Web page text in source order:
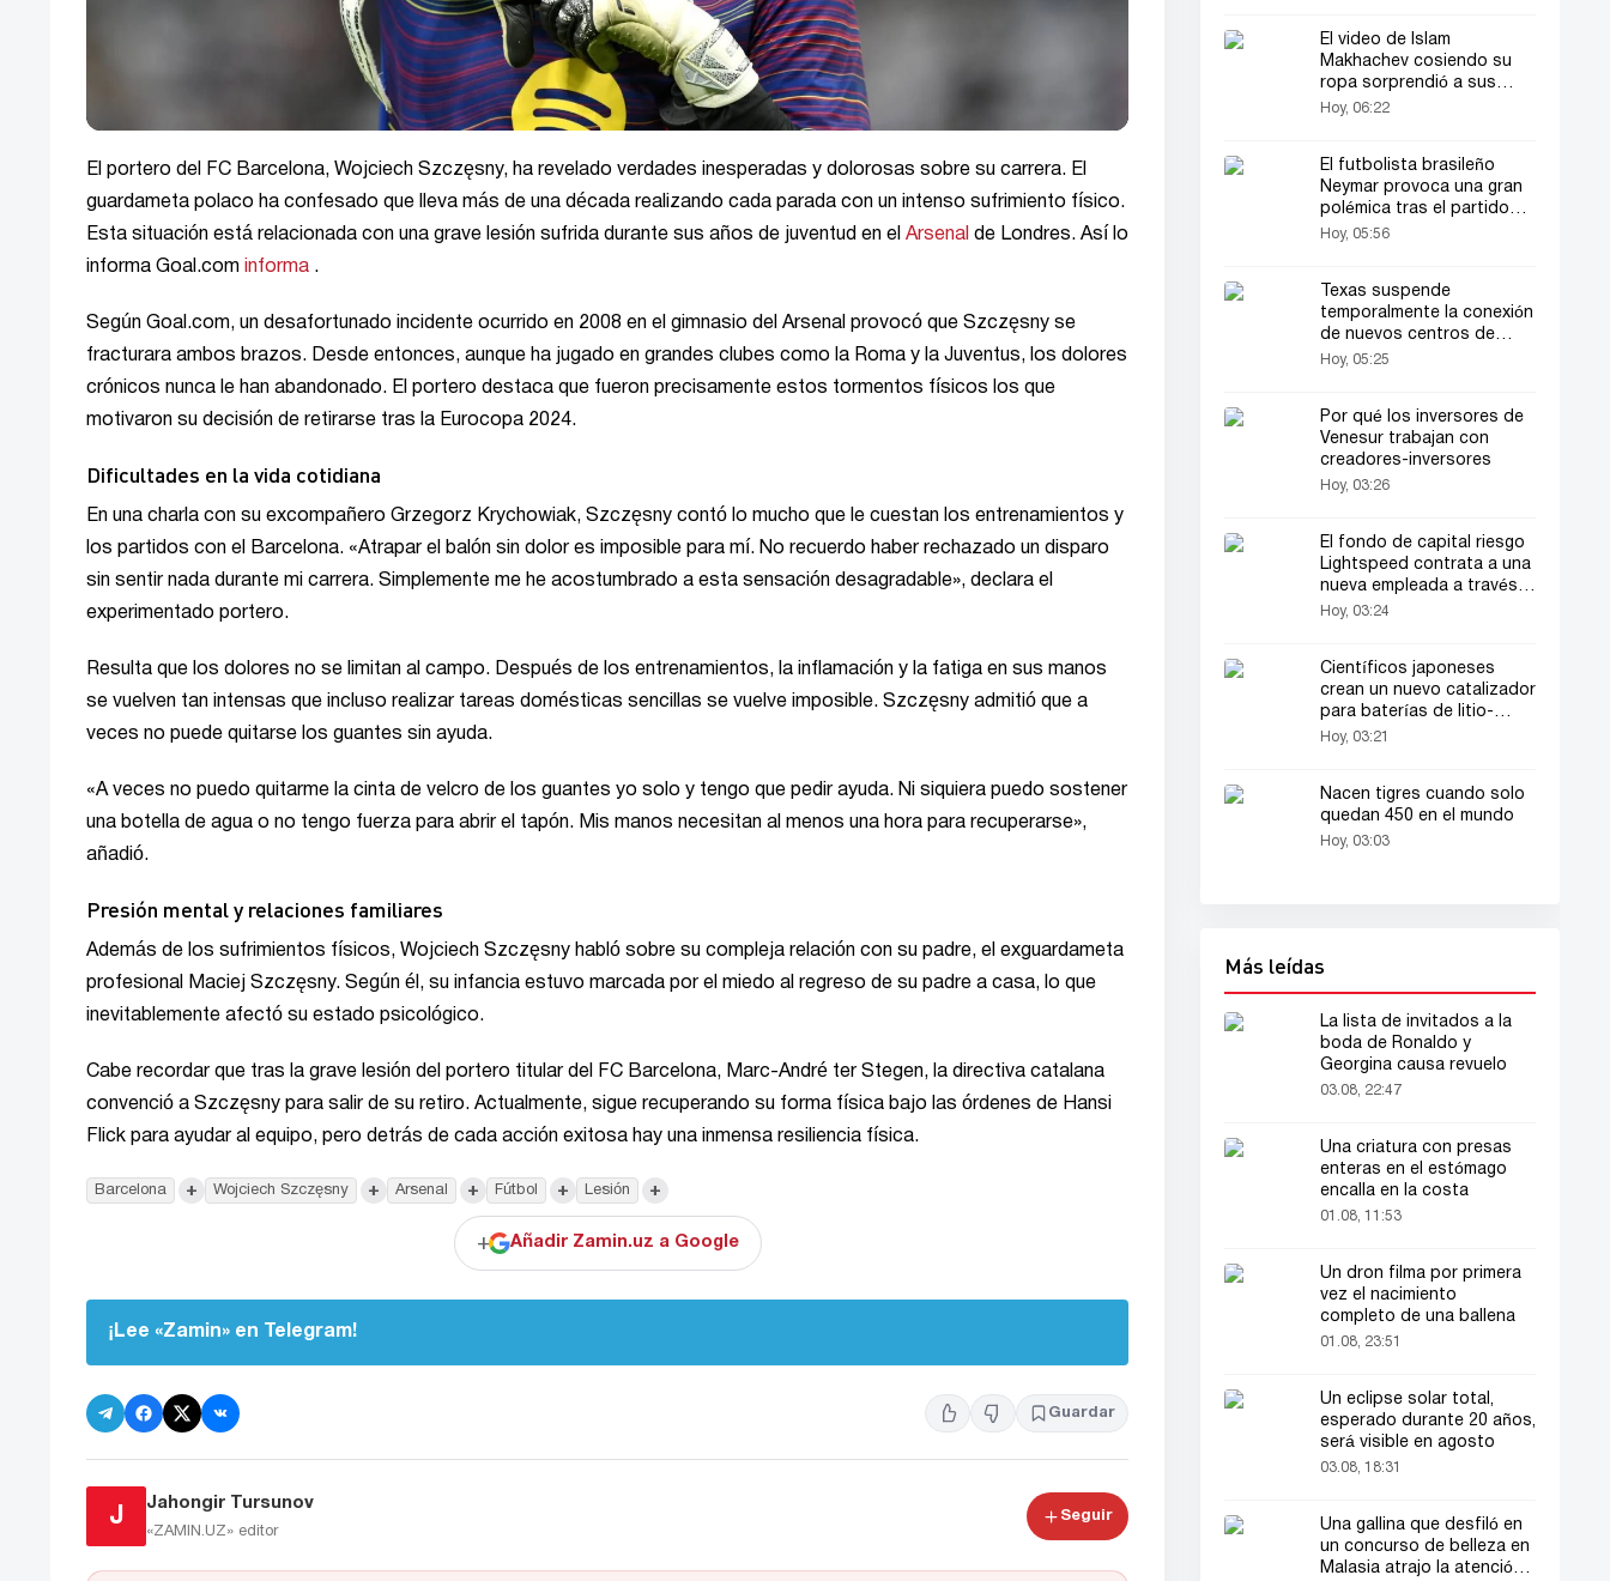
El portero del FC Barcelona, Wojciech Szczęsny, ha revelado verdades inesperadas y dolorosas sobre su carrera. El
guardameta polaco ha confesado que lleva más de una década realizando cada parada con un intenso sufrimiento físico.
Esta situación está relacionada con una grave lesión sufrida durante sus años de juventud en el Arsenal de Londres. Así lo
informa Goal.com
informa .
Según Goal.com, un desafortunado incidente ocurrido en 2008 en el gimnasio del Arsenal provocó que Szczęsny se
fracturara ambos brazos. Desde entonces, aunque ha jugado en grandes clubes como la Roma y la Juventus, los dolores
crónicos nunca le han abandonado. El portero destaca que fueron precisamente estos tormentos físicos los que
motivaron su decisión de retirarse tras la Eurocopa 2024.
Dificultades en la vida cotidiana
En una charla con su excompañero Grzegorz Krychowiak, Szczęsny contó lo mucho que le cuestan los entrenamientos y
los partidos con el Barcelona. «Atrapar el balón sin dolor es imposible para mí. No recuerdo haber rechazado un disparo
sin sentir nada durante mi carrera. Simplemente me he acostumbrado a esta sensación desagradable», declara el
experimentado portero.
Resulta que los dolores no se limitan al campo. Después de los entrenamientos, la inflamación y la fatiga en sus manos
se vuelven tan intensas que incluso realizar tareas domésticas sencillas se vuelve imposible. Szczęsny admitió que a
veces no puede quitarse los guantes sin ayuda.
«A veces no puedo quitarme la cinta de velcro de los guantes yo solo y tengo que pedir ayuda. Ni siquiera puedo sostener
una botella de agua o no tengo fuerza para abrir el tapón. Mis manos necesitan al menos una hora para recuperarse»,
añadió.
Presión mental y relaciones familiares
Además de los sufrimientos físicos, Wojciech Szczęsny habló sobre su compleja relación con su padre, el exguardameta
profesional Maciej Szczęsny. Según él, su infancia estuvo marcada por el miedo al regreso de su padre a casa, lo que
inevitablemente afectó su estado psicológico.
Cabe recordar que tras la grave lesión del portero titular del FC Barcelona, Marc-André ter Stegen, la directiva catalana
convenció a Szczęsny para salir de su retiro. Actualmente, sigue recuperando su forma física bajo las órdenes de Hansi
Flick para ayudar al equipo, pero detrás de cada acción exitosa hay una inmensa resiliencia física.
Barcelona + Wojciech Szczęsny + Arsenal + Fútbol + Lesión +
+ Añadir Zamin.uz a Google
¡Lee «Zamin» en Telegram!
Guardar
J
Jahongir Tursunov
«ZAMIN.UZ» editor
Seguir
El video de Islam
Makhachev cosiendo su
ropa sorprendió a sus
fans (video)
Hoy, 06:22
El futbolista brasileño
Neymar provoca una gran
polémica tras el partido
con sus insultos
Hoy, 05:56
Texas suspende
temporalmente la conexión
de nuevos centros de
datos a la red
Hoy, 05:25
Por qué los inversores de
Venesur trabajan con
creadores-inversores
Hoy, 03:26
El fondo de capital riesgo
Lightspeed contrata a una
nueva empleada a través
de Instagram
Hoy, 03:24
Científicos japoneses
crean un nuevo catalizador
para baterías de litio-
oxígeno
Hoy, 03:21
Nacen tigres cuando solo
quedan 450 en el mundo
Hoy, 03:03
Más leídas
La lista de invitados a la
boda de Ronaldo y
Georgina causa revuelo
03.08, 22:47
Una criatura con presas
enteras en el estómago
encalla en la costa
01.08, 11:53
Un dron filma por primera
vez el nacimiento
completo de una ballena
01.08, 23:51
Un eclipse solar total,
esperado durante 20 años,
será visible en agosto
03.08, 18:31
Una gallina que desfiló en
un concurso de belleza en
Malasia atrajo la atención